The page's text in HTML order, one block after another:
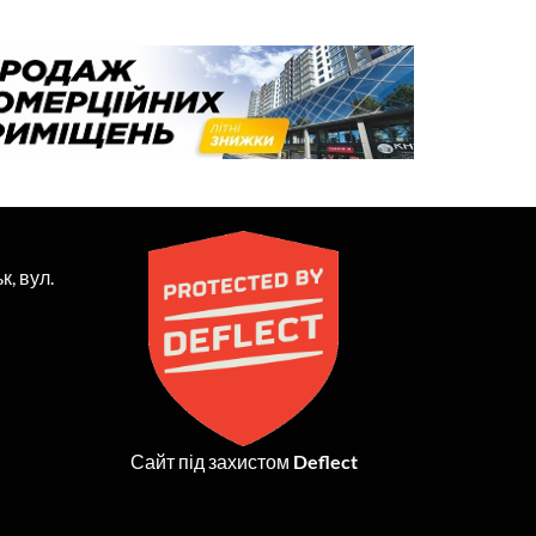
вул.
Сайт під захистом Deflect